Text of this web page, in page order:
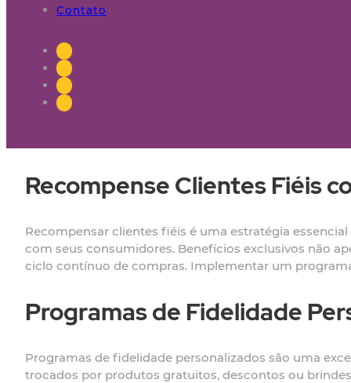
Contato
Recompense Clientes Fiéis
Recompensar clientes fiéis é uma estratégia
com seus consumidores. Benefícios exclusivos não
ciclo contínuo de compras. Implementar um
Programas de Fidelidade
Programas de fidelidade personalizados são uma
trocados por produtos gratuitos, descontos ou